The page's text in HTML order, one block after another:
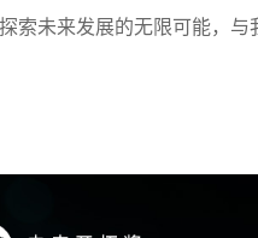
索未来发展的无限可能， 与